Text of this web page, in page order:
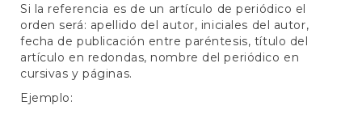
Si la referencia es de un artículo de periódico el
orden será: apellido del autor, iniciales del autor,
fecha de publicación entre paréntesis, título del
artículo en redondas, nombre del periódico en
cursivas y páginas.
Ejemplo: